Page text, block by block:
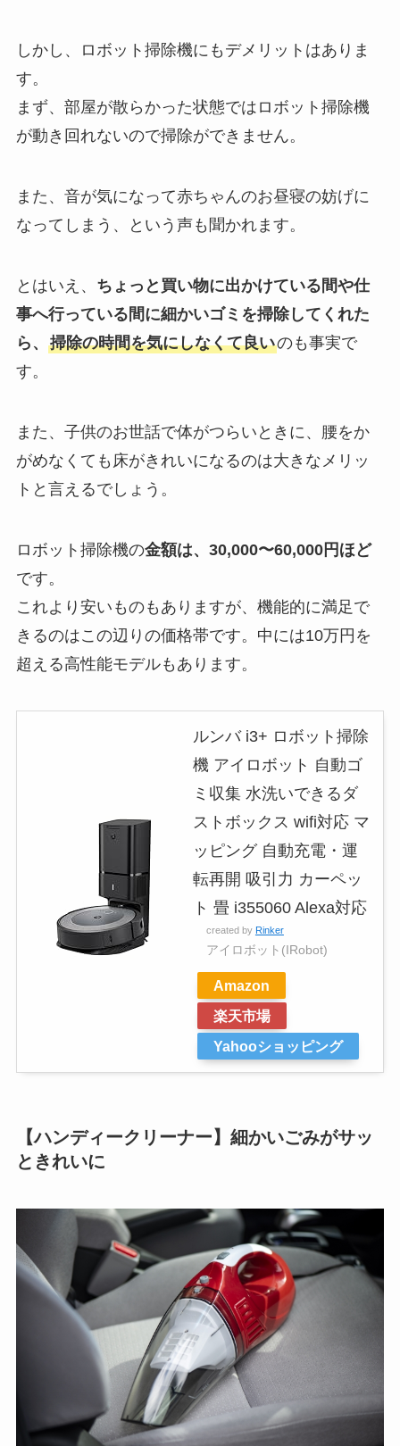
しかし、ロボット掃除機にもデメリットはありま
す。
まず、部屋が散らかった状態ではロボット掃除機
が動き回れないので掃除ができません。
また、音が気になって赤ちゃんのお昼寝の妨げに
なってしまう、という声も聞かれます。
とはいえ、 ちょっと買い物に出かけている間や仕
事へ行っている間に細かいゴミを掃除してくれた
ら、 掃除の時間を気にしなくて良いのも事実で
す。
また、子供のお世話で体がつらいときに、腰をか
がめなくても床がきれいになるのは大きなメリッ
トと言えるでしょう。
ロボット掃除機の金額は、30,000〜60,000円ほど
です。
これより安いものもありますが、機能的に満足で
きるのはこの辺りの価格帯です。中には10万円を
超える高性能モデルもあります。
ルンバ i3+ ロボット掃除
機 アイロボット 自動ゴ
ミ収集 水洗いできるダ
ストボックス wifi対応 マ
ッピング 自動充電・運
転再開 吸引力 カーペッ
ト 畳 i355060 Alexa対応
created by Rinker
アイロボット(IRobot)
Amazon
楽天市場
Yahooショッピング
【ハンディークリーナー】細かいごみがサッ
ときれいに